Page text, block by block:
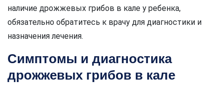
наличие дрожжевых грибов в кале у ребенка,
обязательно обратитесь к врачу для диагностики и
назначения лечения.
Симптомы и диагностика
дрожжевых грибов в кале